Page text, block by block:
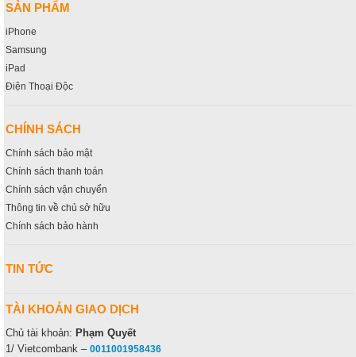
SẢN PHẨM
iPhone
Samsung
iPad
Điện Thoại Độc
CHÍNH SÁCH
Chính sách bảo mật
Chính sách thanh toán
Chính sách vận chuyển
Thông tin về chủ sở hữu
Chính sách bảo hành
TIN TỨC
TÀI KHOẢN GIAO DỊCH
Chủ tài khoản: Phạm Quyết
1/ Vietcombank –0011001958436